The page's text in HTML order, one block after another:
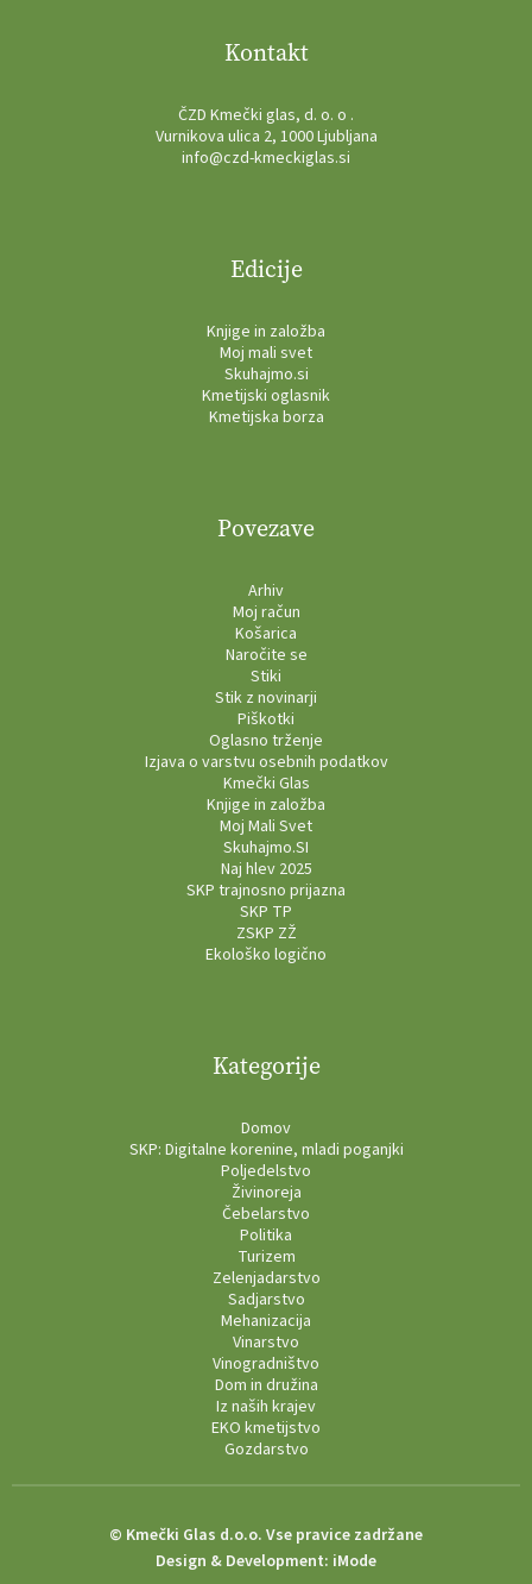
Kontakt
ČZD Kmečki glas, d. o. o .
Vurnikova ulica 2, 1000 Ljubljana
info@czd-kmeckiglas.si
Edicije
Knjige in založba
Moj mali svet
Skuhajmo.si
Kmetijski oglasnik
Kmetijska borza
Povezave
Arhiv
Moj račun
Košarica
Naročite se
Stiki
Stik z novinarji
Piškotki
Oglasno trženje
Izjava o varstvu osebnih podatkov
Kmečki Glas
Knjige in založba
Moj Mali Svet
Skuhajmo.SI
Naj hlev 2025
SKP trajnosno prijazna
SKP TP
ZSKP ZŽ
Ekološko logično
Kategorije
Domov
SKP: Digitalne korenine, mladi poganjki
Poljedelstvo
Živinoreja
Čebelarstvo
Politika
Turizem
Zelenjadarstvo
Sadjarstvo
Mehanizacija
Vinarstvo
Vinogradništvo
Dom in družina
Iz naših krajev
EKO kmetijstvo
Gozdarstvo
© Kmečki Glas d.o.o. Vse pravice zadržane
Design & Development: iMode